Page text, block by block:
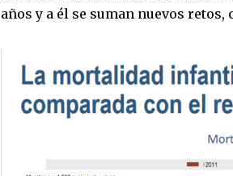
años y a él se suman nuevos